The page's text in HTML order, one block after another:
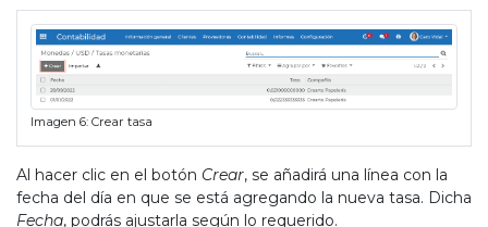
Imagen 6: Crear tasa
Al hacer clic en el botón Crear, se añadirá una línea con la
fecha del día en que se está agregando la nueva tasa. Dicha
Fecha, podrás ajustarla según lo requerido.